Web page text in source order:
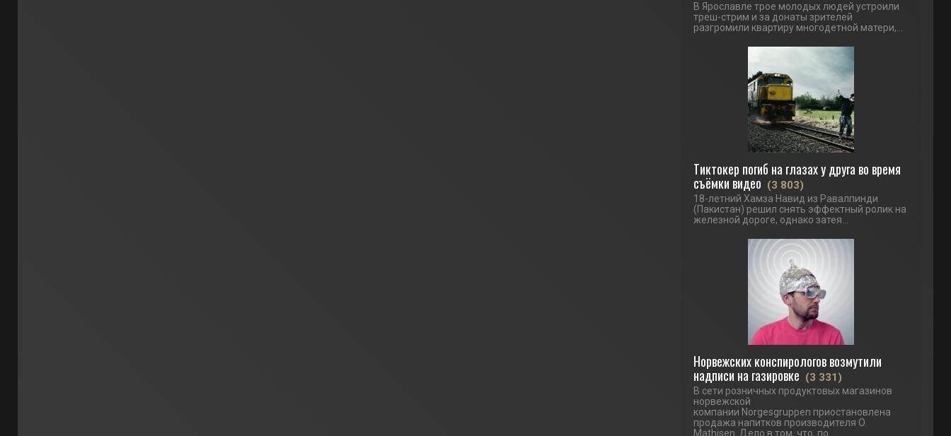
В Ярославле трое молодых людей устроили
треш-стрим и за донаты зрителей
разгромили квартиру многодетной матери,...
Тиктокер погиб на глазах у друга во время
съёмки видео (3 803)
18-летний Хамза Навид из Равалпинди
(Пакистан) решил снять эффектный ролик на
железной дороге, однако затея...
Норвежских конспирологов возмутили
надписи на газировке (3 331)
В сети розничных продуктовых магазинов
норвежской
компании Norgesgruppen приостановлена
продажа напитков производителя O.
Mathisen. Дело в том, что, по...